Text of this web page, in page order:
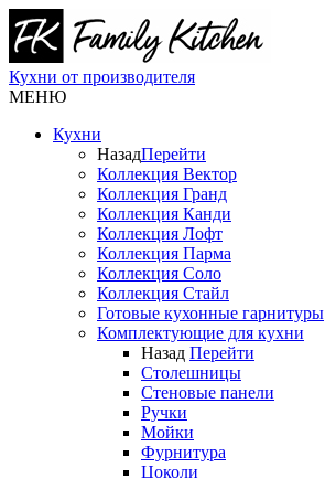
Кухни от производителя
МЕНЮ
Кухни
НазадПерейти
Коллекция Вектор
Коллекция Гранд
Коллекция Канди
Коллекция Лофт
Коллекция Парма
Коллекция Соло
Коллекция Стайл
Готовые кухонные гарнитуры
Комплектующие для кухни
Назад Перейти
Столешницы
Стеновые панели
Ручки
Мойки
Фурнитура
Цоколи